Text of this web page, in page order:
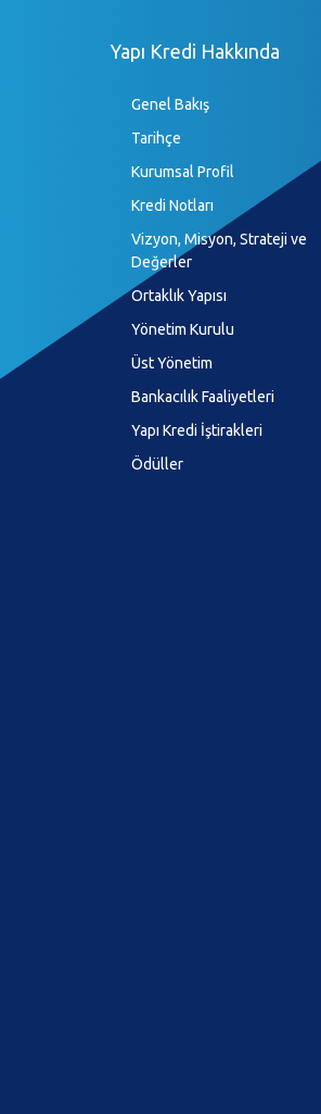
Yapı Kredi Hakkında
Genel Bakış
Tarihçe
Kurumsal Profil
Kredi Notları
Vizyon, Misyon, Strateji ve
Değerler
Ortaklık Yapısı
Yönetim Kurulu
Üst Yönetim
Bankacılık Faaliyetleri
Yapı Kredi İştirakleri
Ödüller